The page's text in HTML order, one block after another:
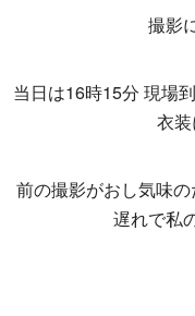
撮影
当日は16時15分 現場
衣装
前の撮影がおし気味
遅れで私